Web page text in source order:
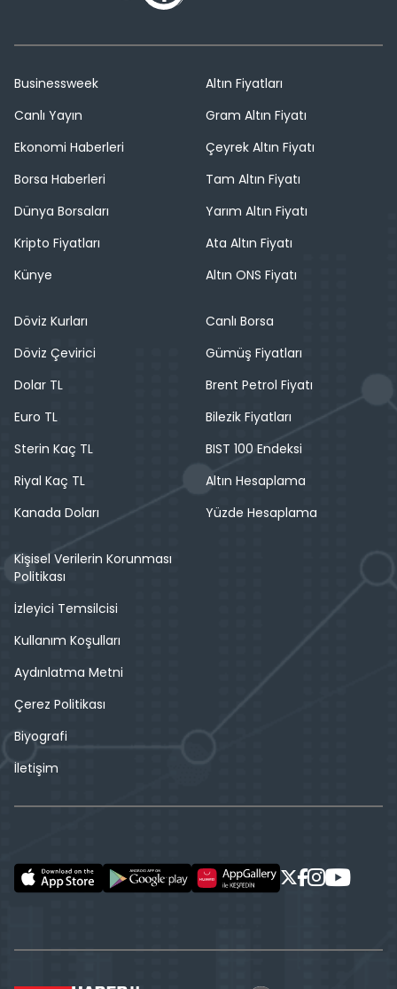
Businessweek
Canlı Yayın
Ekonomi Haberleri
Borsa Haberleri
Dünya Borsaları
Kripto Fiyatları
Künye
Altın Fiyatları
Gram Altın Fiyatı
Çeyrek Altın Fiyatı
Tam Altın Fiyatı
Yarım Altın Fiyatı
Ata Altın Fiyatı
Altın ONS Fiyatı
Döviz Kurları
Döviz Çevirici
Dolar TL
Euro TL
Sterin Kaç TL
Riyal Kaç TL
Kanada Doları
Canlı Borsa
Gümüş Fiyatları
Brent Petrol Fiyatı
Bilezik Fiyatları
BIST 100 Endeksi
Altın Hesaplama
Yüzde Hesaplama
Kişisel Verilerin Korunması
Politikası
İzleyici Temsilcisi
Kullanım Koşulları
Aydınlatma Metni
Çerez Politikası
Biyografi
İletişim